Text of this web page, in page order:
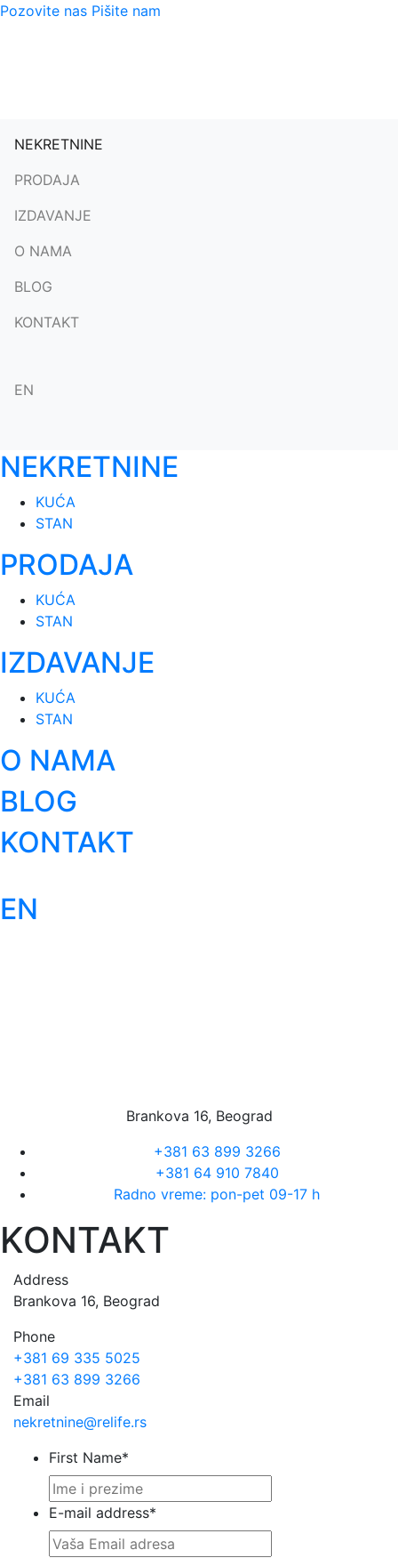
Pozovite nas Pišite nam
NEKRETNINE
PRODAJA
IZDAVANJE
O NAMA
BLOG
KONTAKT
EN
NEKRETNINE
KUĆA
STAN
PRODAJA
KUĆA
STAN
IZDAVANJE
KUĆA
STAN
O NAMA
BLOG
KONTAKT
EN
Brankova 16, Beograd
+381 63 899 3266
+381 64 910 7840
Radno vreme: pon-pet 09-17 h
KONTAKT
Address
Brankova 16, Beograd
Phone
+381 69 335 5025
+381 63 899 3266
Email
nekretnine@relife.rs
First Name*
E-mail address*